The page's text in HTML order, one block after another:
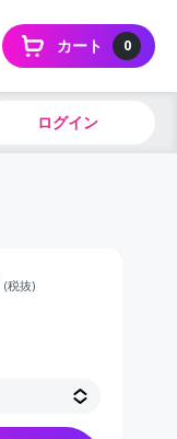
0
カート
ログイン
(税抜)